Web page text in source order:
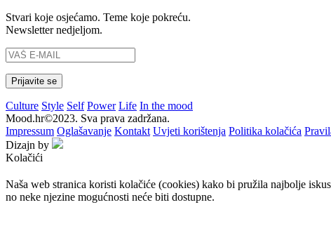
Stvari koje osjećamo. Teme koje pokreću.
Newsletter nedjeljom.
Culture Style Self Power Life In the mood
Mood.hr©2023. Sva prava zadržana.
Impressum Oglašavanje Kontakt Uvjeti korištenja Politika kolačića
Dizajn by
Kolačići
Naša web stranica koristi kolačiće (cookies) kako bi pružila najbolje
no neke njezine mogućnosti neće biti dostupne.